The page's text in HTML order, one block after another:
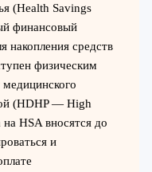
(Health Savings
финансовый
накопления средств
физическим
(HDHP — High
HSA вносятся до
и